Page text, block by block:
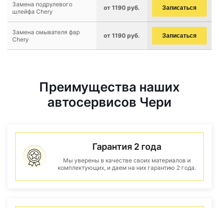
Замена подрулевого
шлейфа Chery
от 1190 руб. Записаться
Замена омывателя фар
Chery
от 1190 руб. Записаться
Преимущества наших
автосервисов Чери
Гарантия 2 года
Мы уверены в качестве своих материалов и
комплектующих, и даем на них гарантию 2 года.